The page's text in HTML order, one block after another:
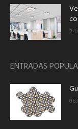
ENTRADAS